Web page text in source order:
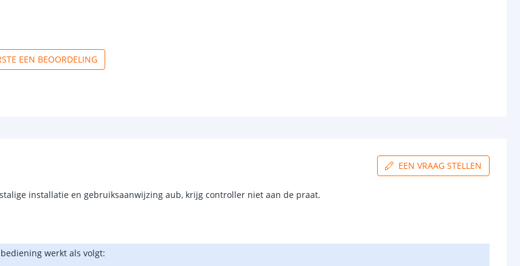
EEN BEOORDELING
EEN VRAAG STELLEN
installatie en gebruiksaanwijzing aub, krijg controller niet aan de praat.
werkt als volgt: